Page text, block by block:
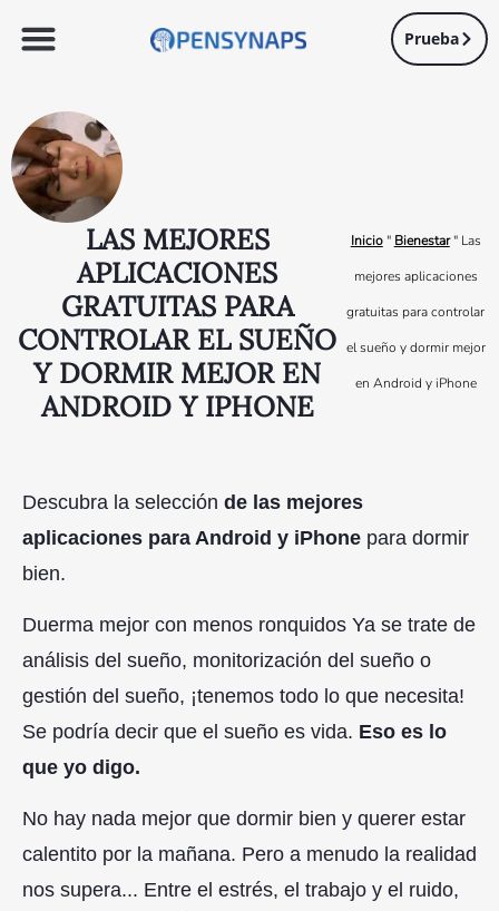
Prueba
LAS MEJORES
APLICACIONES
GRATUITAS PARA
CONTROLAR EL SUEÑO
Y DORMIR MEJOR EN
ANDROID Y IPHONE
Inicio" Bienestar" Las
mejores aplicaciones
gratuitas para controlar
el sueño y dormir mejor
en Android y iPhone
Descubra la selección de las mejores
aplicaciones para Android y iPhone para dormir
bien.
Duerma mejor con menos ronquidos Ya se trate de
análisis del sueño, monitorización del sueño o
gestión del sueño, ¡tenemos todo lo que necesita!
Se podría decir que el sueño es vida. Eso es lo
que yo digo.
No hay nada mejor que dormir bien y querer estar
calentito por la mañana. Pero a menudo la realidad
nos supera... Entre el estrés, el trabajo y el ruido,